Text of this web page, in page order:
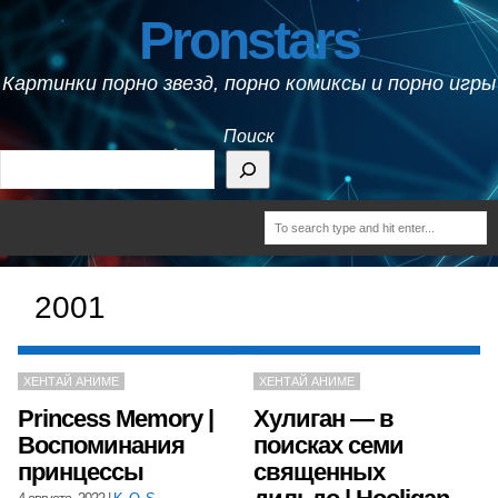
Pronstars
Картинки порно звезд, порно комиксы и порно игры
Поиск
2001
ХЕНТАЙ АНИМЕ
Princess Memory |
Воспоминания
принцессы
ХЕНТАЙ АНИМЕ
Хулиган — в
поисках семи
священных